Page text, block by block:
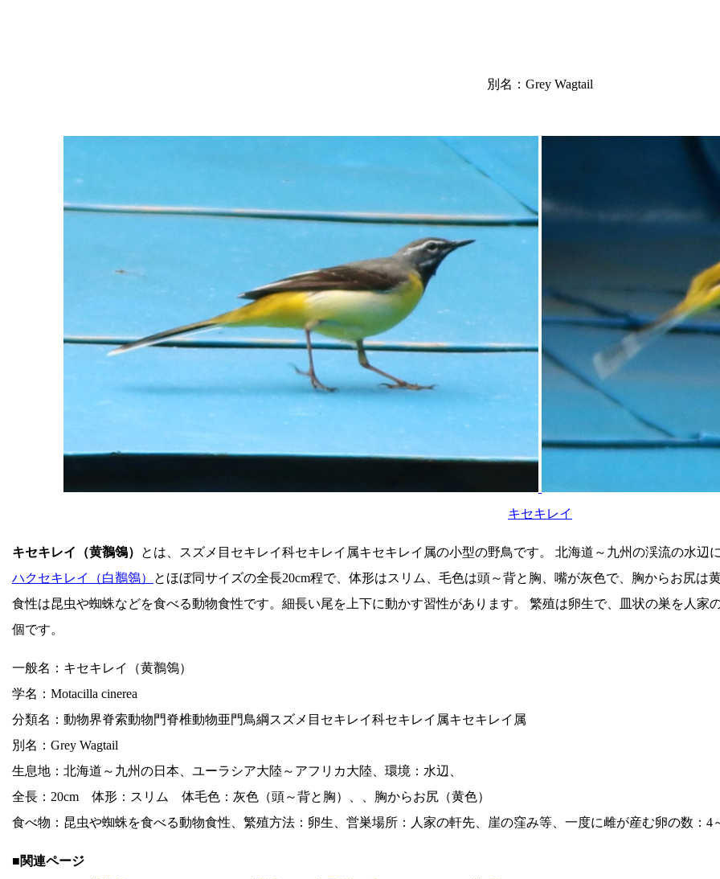
別名：Grey Wagtail
キセキレイ
キセキレイ（黄鶺鴒）
とは、スズメ目セキレイ科セキレイ属キセキレイ属の小型の野鳥です。 北海道～九州の渓流の水辺
ハクセキレイ（白鶺鴒）
とほぼ同サイズの全長20cm程で、体形はスリム、毛色は頭～背と胸、嘴が灰色で、胸からお尻は
食性は昆虫や蜘蛛などを食べる動物食性です。細長い尾を上下に動かす習性があります。 繁殖は卵生で、皿状の巣を人家
個です。
一般名：キセキレイ（黄鶺鴒）
学名：Motacilla cinerea
分類名：動物界脊索動物門脊椎動物亜門鳥綱スズメ目セキレイ科セキレイ属キセキレイ属
別名：Grey Wagtail
生息地：北海道～九州の日本、ユーラシア大陸～アフリカ大陸、環境：水辺、
全長：20cm 体形：スリム 体毛色：灰色（頭～背と胸）、、胸からお尻（黄色）
食べ物：昆虫や蜘蛛を食べる動物食性、繁殖方法：卵生、営巣場所：人家の軒先、崖の窪み等、一度に雌が産む卵の数
■関連ページ